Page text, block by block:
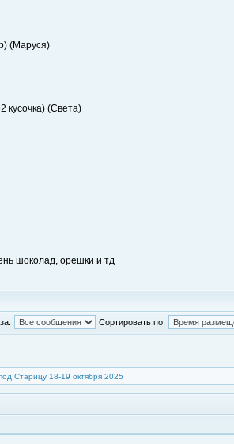
(Маруся)
кусочка) (Света)
шоколад, орешки и тд
Сортировать по:
Старицу 18-19 октября 2025